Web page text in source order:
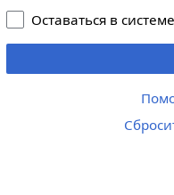
Оставаться в системе